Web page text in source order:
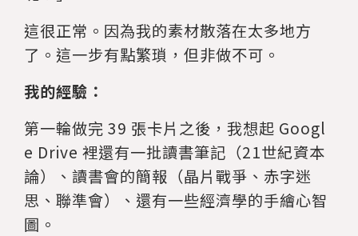
這很正常。因為我的素材散落在太多地方
了。這一步有點繁瑣，但非做不可。
我的經驗：
第一輪做完 39 張卡片之後，我想起 Googl
e Drive 裡還有一批讀書筆記（21世紀資本
論）、讀書會的簡報（晶片戰爭、赤字迷
思、聯準會）、還有一些經濟學的手繪心智
圖。